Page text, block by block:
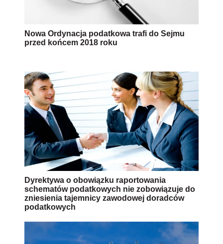
Nowa Ordynacja podatkowa trafi do Sejmu
przed końcem 2018 roku
Dyrektywa o obowiązku raportowania
schematów podatkowych nie zobowiązuje do
zniesienia tajemnicy zawodowej doradców
podatkowych